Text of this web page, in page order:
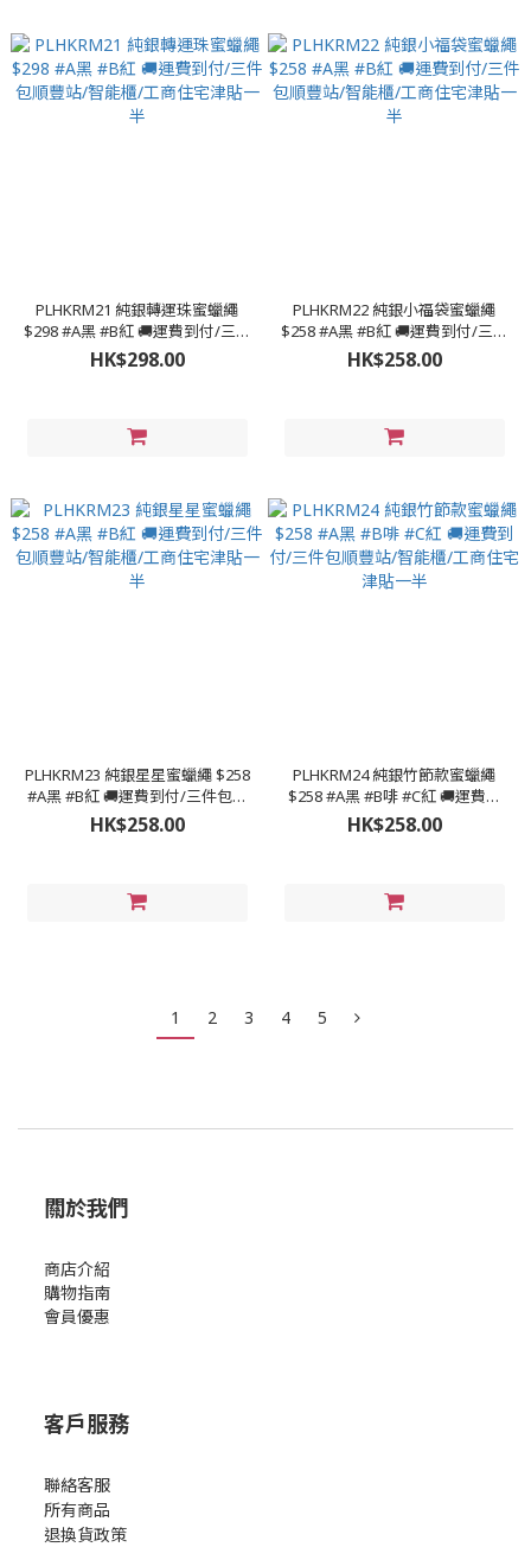
PLHKRM21 純銀轉運珠蜜蠟繩
$298 #A黑 #B紅 🚚運費到付/三件
包順豐站/智能櫃/工商住宅津貼一
半
HK$298.00
PLHKRM22 純銀小福袋蜜蠟繩
$258 #A黑 #B紅 🚚運費到付/三件
包順豐站/智能櫃/工商住宅津貼一
半
HK$258.00
PLHKRM23 純銀星星蜜蠟繩 $258
#A黑 #B紅 🚚運費到付/三件包順
豐站/智能櫃/工商住宅津貼一半
HK$258.00
PLHKRM24 純銀竹節款蜜蠟繩
$258 #A黑 #B啡 #C紅 🚚運費到
付/三件包順豐站/智能櫃/工商住
宅津貼一半
HK$258.00
1 2 3 4 5
關於我們
商店介紹
購物指南
會員優惠
客戶服務
聯絡客服
所有商品
退換貨政策